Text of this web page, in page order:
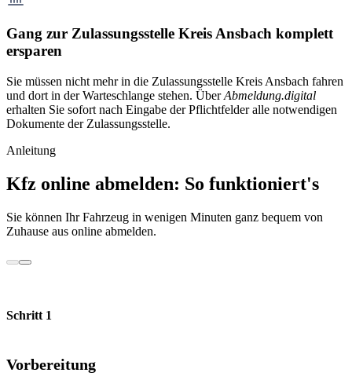
Gang zur Zulassungsstelle Kreis Ansbach komplett
ersparen
Sie müssen nicht mehr in die Zulassungsstelle Kreis Ansbach fahren
und dort in der Warteschlange stehen. ÜberAbmeldung.digital
erhalten Sie sofort nach Eingabe der Pflichtfelder alle notwendigen
Dokumente der Zulassungsstelle.
Anleitung
Kfz online abmelden: So funktioniert's
Sie können Ihr Fahrzeug in wenigen Minuten ganz bequem von
Zuhause aus online abmelden.
Schritt 1
Vorbereitung